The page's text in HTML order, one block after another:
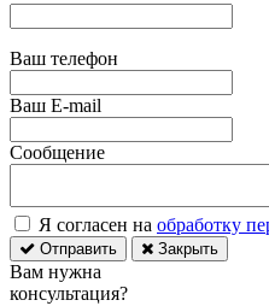
Ваш телефон
Ваш E-mail
Сообщение
Я согласен на обработку
Отправить Закрыть
Вам нужна
консультация?